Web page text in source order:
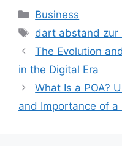
Categories
Business
Tags
dart abstand zur
The Evolution
in the Digital Era
What Is a POA?
and Importance of